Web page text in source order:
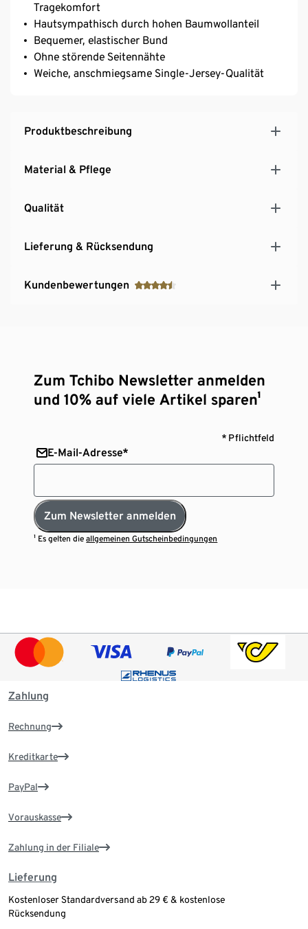
Tragekomfort
Hautsympathisch durch hohen Baumwollanteil
Bequemer, elastischer Bund
Ohne störende Seitennähte
Weiche, anschmiegsame Single-Jersey-Qualität
Produktbeschreibung
Material & Pflege
Qualität
Lieferung & Rücksendung
Kundenbewertungen
Zum Tchibo Newsletter anmelden
und 10% auf viele Artikel sparen¹
* Pflichtfeld
E-Mail-Adresse*
Zum Newsletter anmelden
¹ Es gelten dieallgemeinen Gutscheinbedingungen
Zahlung
Rechnung
Kreditkarte
PayPal
Vorauskasse
Zahlung in der Filiale
Lieferung
Kostenloser Standardversand ab 29 € & kostenlose
Rücksendung